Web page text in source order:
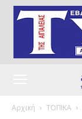
Αρχική ΤΟΠΙΚΑ